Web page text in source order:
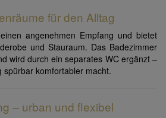
für den Alltag
angenehmen Empfang und bietet
und Stauraum. Das Badezimmer
wird durch ein separates WC ergänzt –
spürbar komfortabler macht.
– urban und flexibel